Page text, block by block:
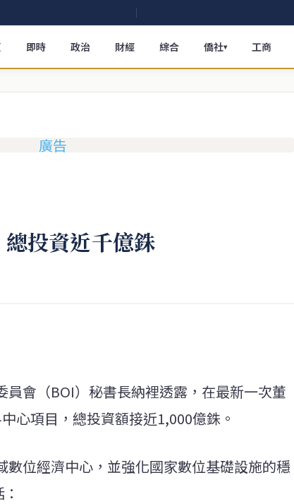
即時 政治 財經 綜合 僑社▾ 工商
投資近千億銖
員會（BOI）秘書長納裡透露，在最新一次董
心項目，總投資額接近1,000億銖。
數位經濟中心，並強化國家數位基礎設施的穩